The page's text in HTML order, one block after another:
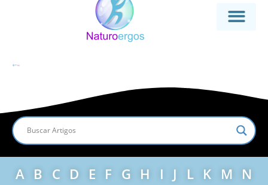
A B C D E F G H I J L K M N